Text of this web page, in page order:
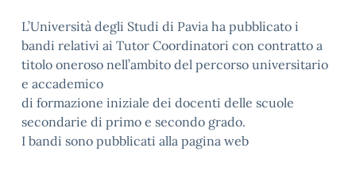
L’Università degli Studi di Pavia ha pubblicato i
bandi relativi ai Tutor Coordinatori con contratto a
titolo oneroso nell’ambito del percorso universitario
e accademico
di formazione iniziale dei docenti delle scuole
secondarie di primo e secondo grado.
I bandi sono pubblicati alla pagina web